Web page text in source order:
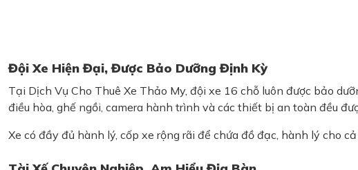
Đội Xe Hiện Đại, Được Bảo Dưỡng Định Kỳ
Tại Dịch Vụ Cho Thuê Xe Thảo My, đội xe 16 chỗ luôn được bảo
điều hòa, ghế ngồi, camera hành trình và các thiết bị an toàn đều
Xe có đầy đủ hành lý, cốp xe rộng rãi để chứa đồ đạc, hành lý cho